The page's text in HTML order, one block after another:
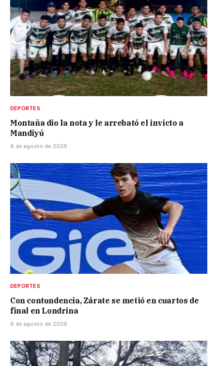
DEPORTES
Montaña dio la nota y le arrebató el invicto a
Mandiyú
6 de agosto de 2026
DEPORTES
Con contundencia, Zárate se metió en cuartos de
final en Londrina
6 de agosto de 2026